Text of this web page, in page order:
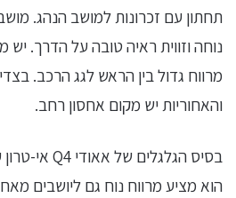
תחתון עם זכרונות למושב הנהג.
נוחה וזווית ראיה טובה על הדרך. יש
מרווח גדול בין הראש לגג הרכב.
והאחוריות יש מקום אחסון רחב.
הוא מציע מרווח נוח גם ליושבים